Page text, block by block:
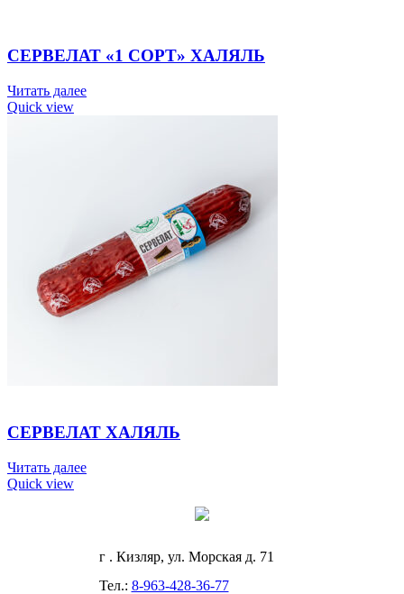
СЕРВЕЛАТ «1 СОРТ» ХАЛЯЛЬ
Читать далее
Quick view
СЕРВЕЛАТ ХАЛЯЛЬ
Читать далее
Quick view
г . Кизляр, ул. Морская д. 71
Тел.: 8-963-428-36-77